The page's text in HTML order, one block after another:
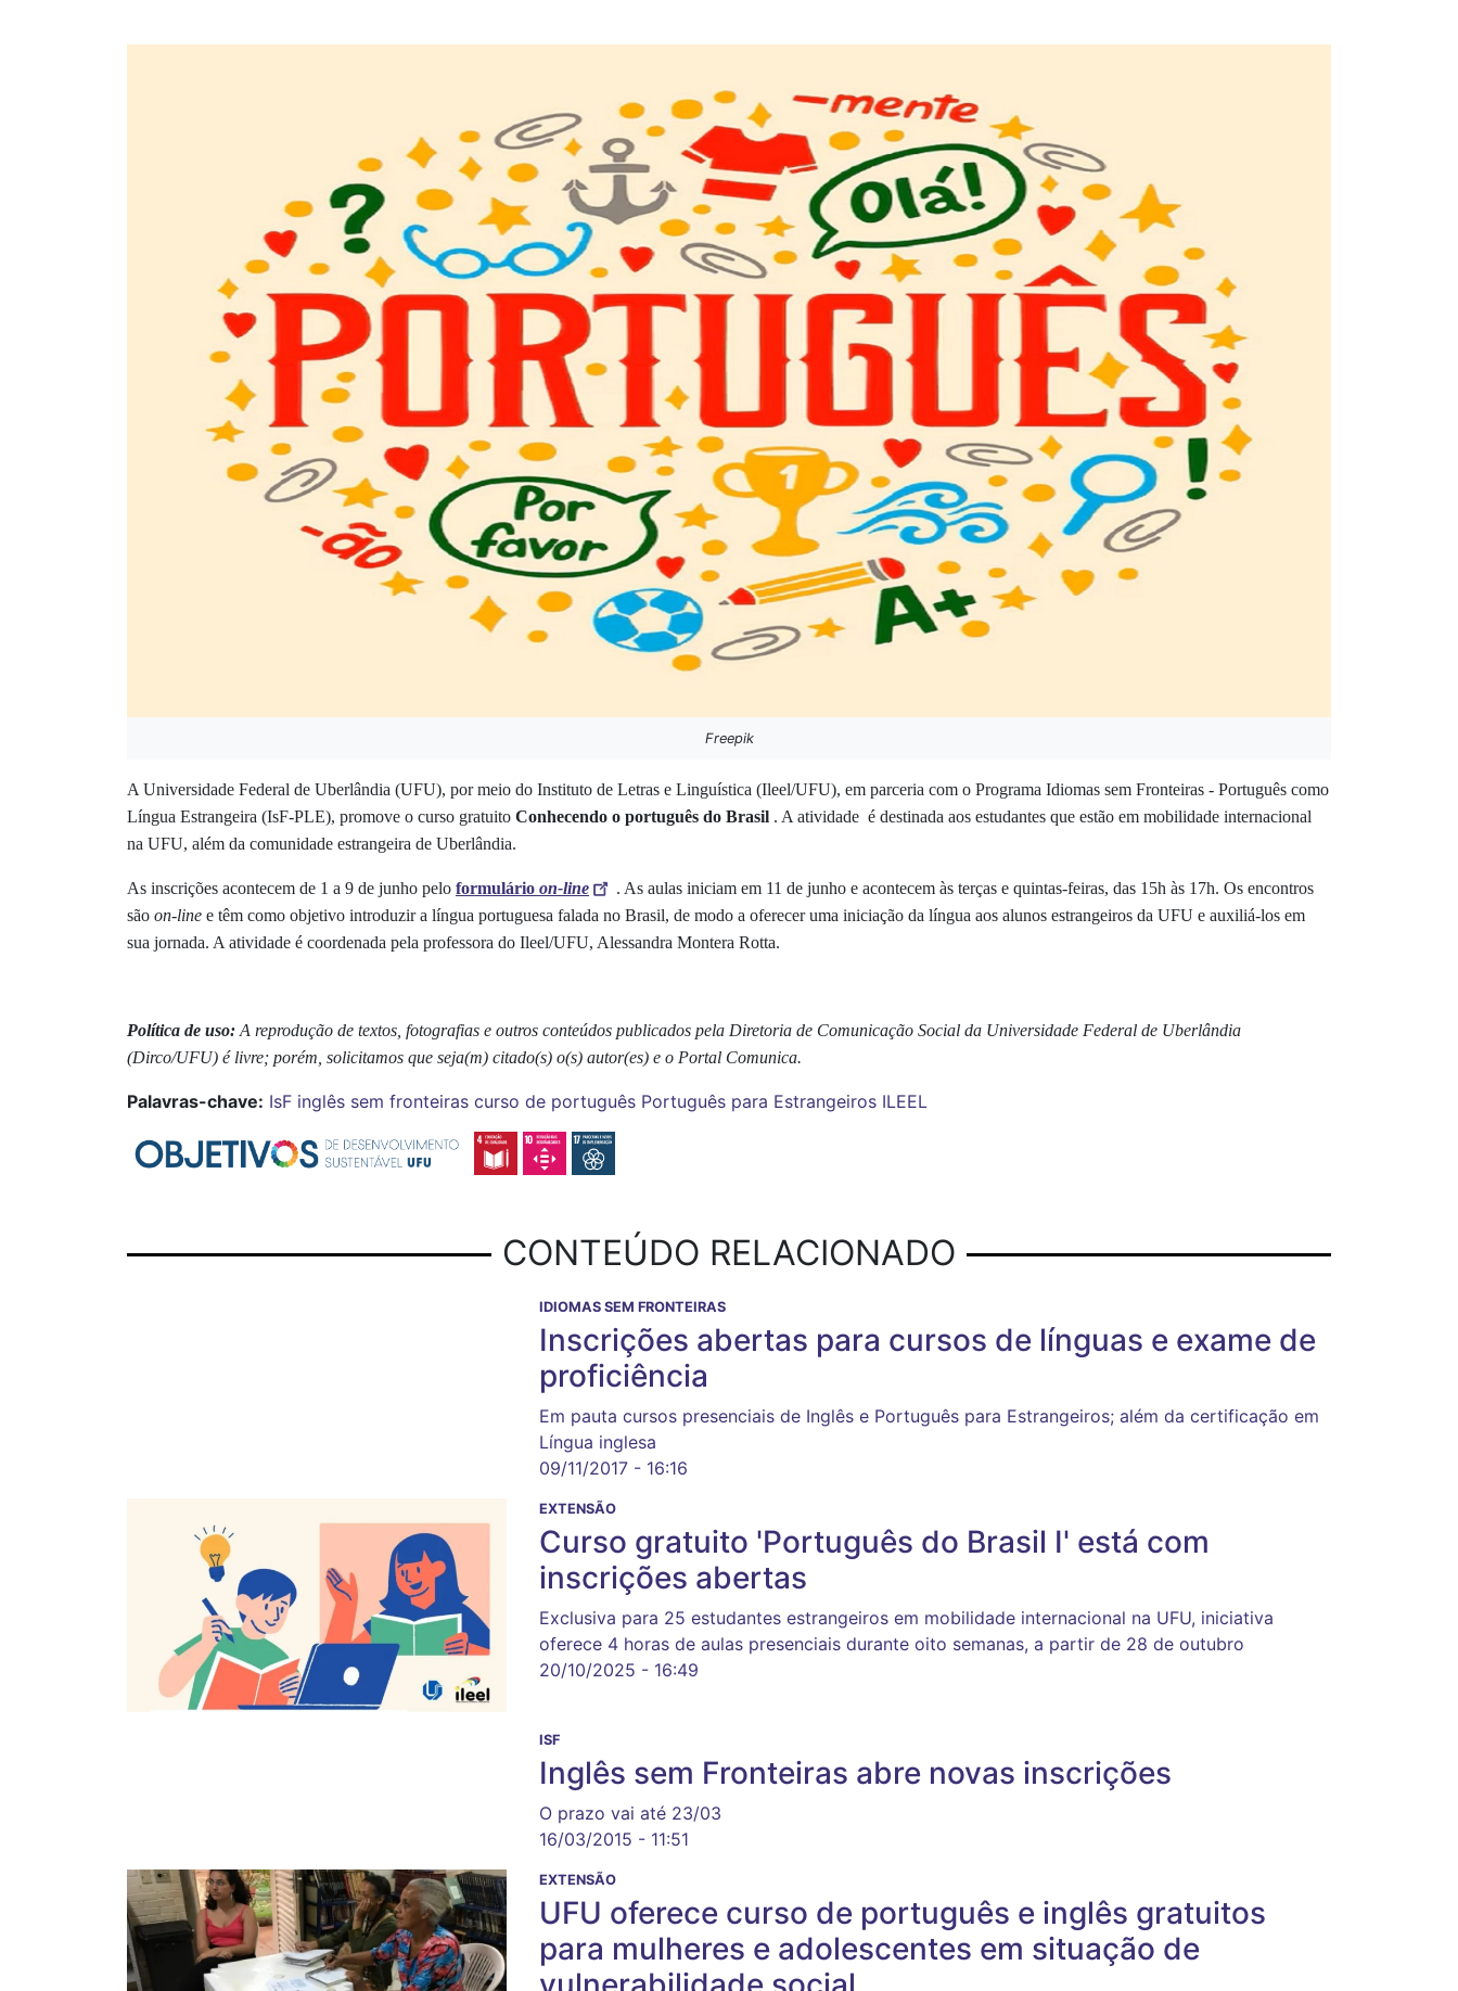
Freepik
A Universidade Federal de Uberlândia (UFU), por meio do Instituto de Letras e Linguística (Ileel/UFU), em parceria com o Programa Idiomas sem Fronteiras - Português como
Língua Estrangeira (IsF-PLE), promove o curso gratuito Conhecendo o português do Brasil . A atividade é destinada aos estudantes que estão em mobilidade internacional
na UFU, além da comunidade estrangeira de Uberlândia.
As inscrições acontecem de 1 a 9 de junho pelo formulário on-line
. As aulas iniciam em 11 de junho e acontecem às terças e quintas-feiras, das 15h às 17h. Os encontros
são on-line e têm como objetivo introduzir a língua portuguesa falada no Brasil, de modo a oferecer uma iniciação da língua aos alunos estrangeiros da UFU e auxiliá-los em
sua jornada. A atividade é coordenada pela professora do Ileel/UFU, Alessandra Montera Rotta.
Política de uso:A reprodução de textos, fotografias e outros conteúdos publicados pela Diretoria de Comunicação Social da Universidade Federal de Uberlândia
(Dirco/UFU) é livre; porém, solicitamos que seja(m) citado(s) o(s) autor(es) e o Portal Comunica.
Palavras-chave: IsF inglês sem fronteiras curso de português Português para Estrangeiros ILEEL
CONTEÚDO RELACIONADO
IDIOMAS SEM FRONTEIRAS
Inscrições abertas para cursos de línguas e exame de
proficiência
Em pauta cursos presenciais de Inglês e Português para Estrangeiros; além da certificação em
Língua inglesa
09/11/2017 - 16:16
EXTENSÃO
Curso gratuito 'Português do Brasil I' está com
inscrições abertas
Exclusiva para 25 estudantes estrangeiros em mobilidade internacional na UFU, iniciativa
oferece 4 horas de aulas presenciais durante oito semanas, a partir de 28 de outubro
20/10/2025 - 16:49
ISF
Inglês sem Fronteiras abre novas inscrições
O prazo vai até 23/03
16/03/2015 - 11:51
EXTENSÃO
UFU oferece curso de português e inglês gratuitos
para mulheres e adolescentes em situação de